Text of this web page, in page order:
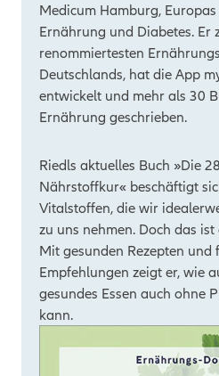
Medicum Hamburg,
Ernährung und Diabetes. Er
renommiertesten
Deutschlands, hat die App
entwickelt und mehr als 30
Ernährung geschrieben.
Riedls aktuelles Buch »Die
Nährstoffkur« beschäftigt
Vitalstoffen, die wir
zu uns nehmen. Doch das
Mit gesunden Rezepten und
Empfehlungen zeigt er, wie
gesundes Essen auch ohne
kann.